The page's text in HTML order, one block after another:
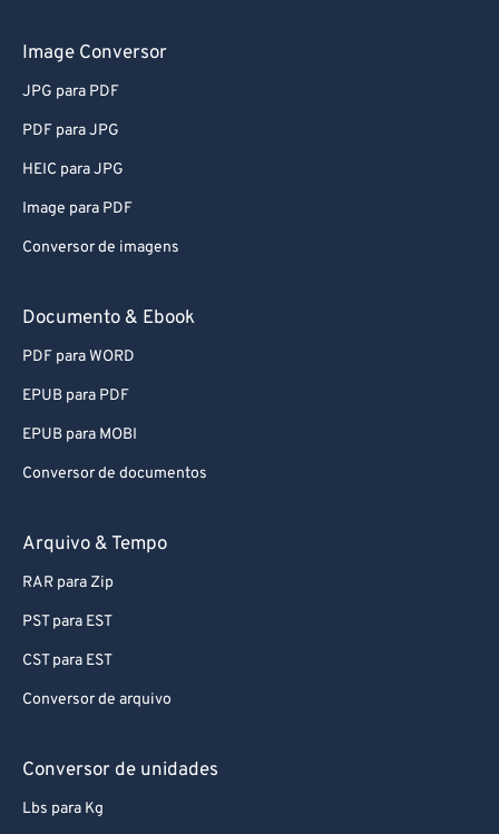
Image Conversor
JPG para PDF
PDF para JPG
HEIC para JPG
Image para PDF
Conversor de imagens
Documento & Ebook
PDF para WORD
EPUB para PDF
EPUB para MOBI
Conversor de documentos
Arquivo & Tempo
RAR para Zip
PST para EST
CST para EST
Conversor de arquivo
Conversor de unidades
Lbs para Kg